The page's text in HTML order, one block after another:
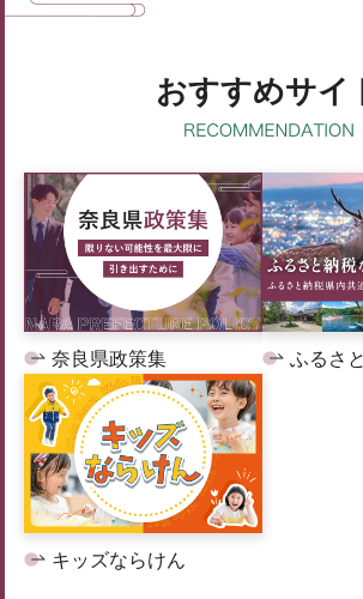
おすすめサイ
奈良県政策集 ふるさ
キッズならけん